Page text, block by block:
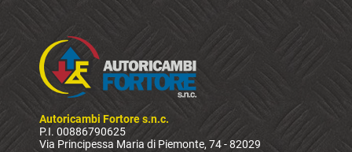
Autoricambi Fortore s.n.c.
P.I. 00886790625
Via Principessa Maria di Piemonte, 74 - 82029